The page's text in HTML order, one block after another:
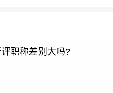
职称差别大吗?